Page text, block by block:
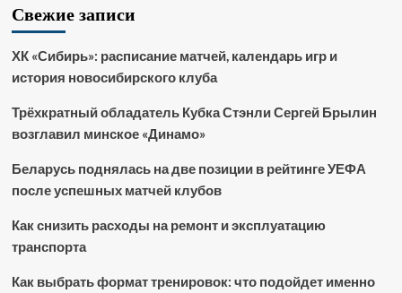
Свежие записи
ХК «Сибирь»: расписание матчей, календарь игр и
история новосибирского клуба
Трёхкратный обладатель Кубка Стэнли Сергей Брылин
возглавил минское «Динамо»
Беларусь поднялась на две позиции в рейтинге УЕФА
после успешных матчей клубов
Как снизить расходы на ремонт и эксплуатацию
транспорта
Как выбрать формат тренировок: что подойдет именно